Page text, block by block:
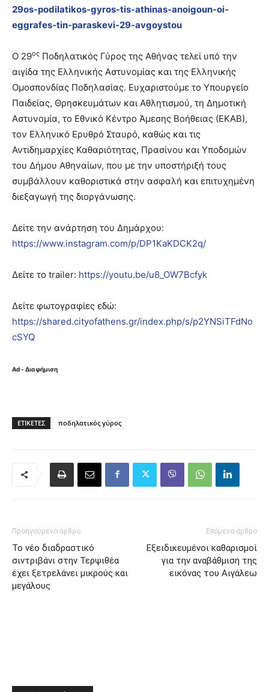
29os-podilatikos-gyros-tis-athinas-anoigoun-oi-
eggrafes-tin-paraskevi-29-avgoystou
Ο 29ος Ποδηλατικός Γύρος της Αθήνας τελεί υπό την
αιγίδα της Ελληνικής Αστυνομίας και της Ελληνικής
Ομοσπονδίας Ποδηλασίας. Ευχαριστούμε το Υπουργείο
Παιδείας, Θρησκευμάτων και Αθλητισμού, τη Δημοτική
Αστυνομία, το Εθνικό Κέντρο Άμεσης Βοήθειας (ΕΚΑΒ),
τον Ελληνικό Ερυθρό Σταυρό, καθώς και τις
Αντιδημαρχίες Καθαριότητας, Πρασίνου και Υποδομών
του Δήμου Αθηναίων, που με την υποστήριξή τους
συμβάλλουν καθοριστικά στην ασφαλή και επιτυχημένη
διεξαγωγή της διοργάνωσης.
Δείτε την ανάρτηση του Δημάρχου:
https://www.instagram.com/p/DP1KaKDCK2q/
Δείτε το trailer: https://youtu.be/u8_OW7Bcfyk
Δείτε φωτογραφίες εδώ:
https://shared.cityofathens.gr/index.php/s/p2YNSiTFdNo
cSYQ
Ad - Διαφήμιση
ΕΤΙΚΈΤΕΣ ποδηλατικός γύρος
Προηγούμενο άρθρο
Το νέο διαδραστικό
σιντριβάνι στην Τερψιθέα
έχει ξετρελάνει μικρούς και
μεγάλους
Επόμενο άρθρο
Εξειδικευμένοι καθαρισμοί
για την αναβάθμιση της
εικόνας του Αιγάλεω